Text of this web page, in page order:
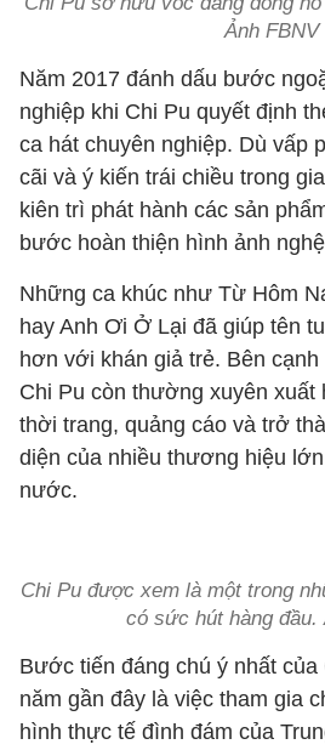
Ảnh FBNV
Năm 2017 đánh dấu bước
nghiệp khi Chi Pu quyết định
ca hát chuyên nghiệp. Dù vấp
cãi và ý kiến trái chiều trong
kiên trì phát hành các sản
bước hoàn thiện hình ảnh
Những ca khúc như Từ Hôm
hay Anh Ơi Ở Lại đã giúp tên
hơn với khán giả trẻ. Bên
Chi Pu còn thường xuyên xuất
thời trang, quảng cáo và trở
diện của nhiều thương hiệu
nước.
Chi Pu được xem là một trong
có sức hút hàng đầu.
Bước tiến đáng chú ý nhất
năm gần đây là việc tham gia
hình thực tế đình đám của